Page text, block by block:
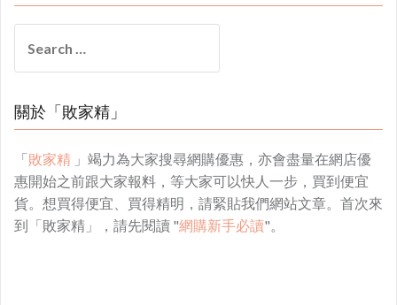
for:
關於「敗家精」
「敗家精 」竭力為大家搜尋網購優惠，亦會盡量在網店優
惠開始之前跟大家報料，等大家可以快人一步，買到便宜
貨。想買得便宜、買得精明，請緊貼我們網站文章。首次來
到「敗家精」，請先閱讀 "網購新手必讀"。